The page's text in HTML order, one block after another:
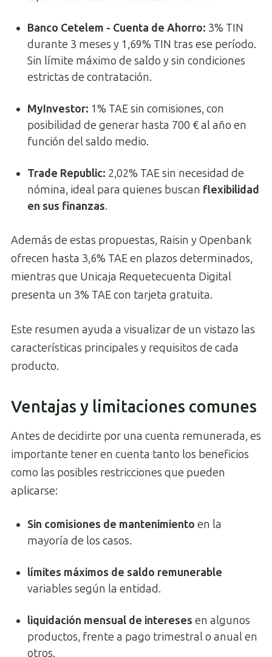
Banco Cetelem - Cuenta de Ahorro: 3% TIN
durante 3 meses y 1,69% TIN tras ese período.
Sin límite máximo de saldo y sin condiciones
estrictas de contratación.
MyInvestor: 1% TAE sin comisiones, con
posibilidad de generar hasta 700 € al año en
función del saldo medio.
Trade Republic: 2,02% TAE sin necesidad de
nómina, ideal para quienes buscan flexibilidad
en sus finanzas.
Además de estas propuestas, Raisin y Openbank
ofrecen hasta 3,6% TAE en plazos determinados,
mientras que Unicaja Requetecuenta Digital
presenta un 3% TAE con tarjeta gratuita.
Este resumen ayuda a visualizar de un vistazo las
características principales y requisitos de cada
producto.
Ventajas y limitaciones comunes
Antes de decidirte por una cuenta remunerada, es
importante tener en cuenta tanto los beneficios
como las posibles restricciones que pueden
aplicarse:
Sin comisiones de mantenimiento en la
mayoría de los casos.
límites máximos de saldo remunerable
variables según la entidad.
liquidación mensual de intereses en algunos
productos, frente a pago trimestral o anual en
otros.